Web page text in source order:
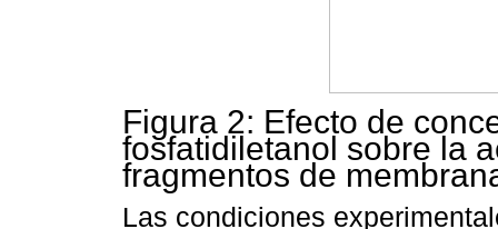
Figura 2: Efecto de
fosfatidiletanol sobre la
fragmentos de
Las condiciones